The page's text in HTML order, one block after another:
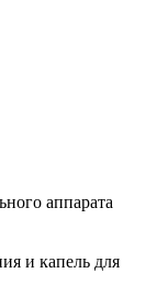
аппарата
и капель для